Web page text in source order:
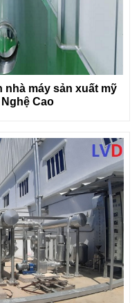
máy sản xuất mỹ
Cao